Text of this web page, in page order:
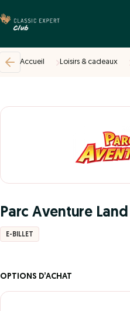
Accueil Loisirs & cadeaux
Parc Aventure Land
E-BILLET
OPTIONS D’ACHAT